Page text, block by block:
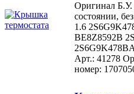
Оригинал
состоянии,
1.6
BE8Z8592B
Арт.: 41278
номер: